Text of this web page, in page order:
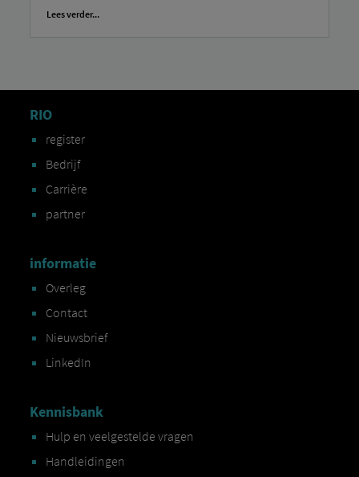
Lees verder...
RIO
register
Bedrijf
Carrière
partner
informatie
Overleg
Contact
Nieuwsbrief
LinkedIn
Kennisbank
Hulp en veelgestelde vragen
Handleidingen